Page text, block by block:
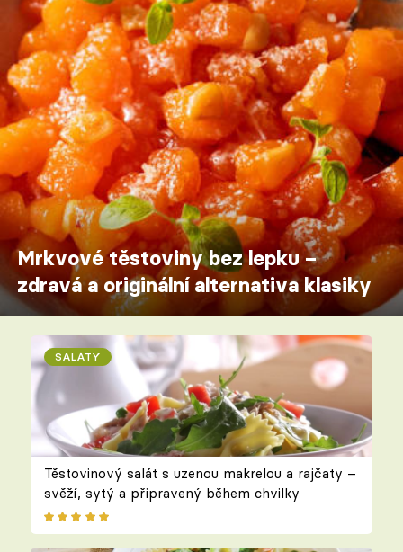
Mrkvové těstoviny bez lepku –
zdravá a originální alternativa klasiky
SALÁTY
Těstovinový salát s uzenou makrelou a rajčaty –
svěží, sytý a připravený během chvilky